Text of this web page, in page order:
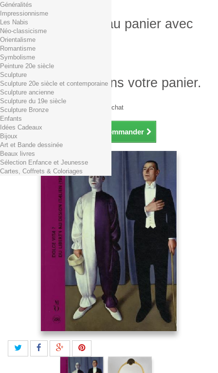
Produit ajouté au panier avec
succès
Quantité
Total
Il y a 1 produit dans votre panier.
Total produits TTC
Frais de port TTC
0,01€ dès 29€ d'achat
Total TTC
Continuer mes achats Commander
Généralités
Impressionnisme
Les Nabis
Néo-classicisme
Orientalisme
Romantisme
Symbolisme
Peinture 20e siècle
Sculpture
Sculpture 20e siècle et contemporaine
Sculpture ancienne
Sculpture du 19e siècle
Sculpture Bronze
Enfants
Idées Cadeaux
Bijoux
Art et Bande dessinée
Beaux livres
Sélection Enfance et Jeunesse
Cartes, Coffrets & Coloriages